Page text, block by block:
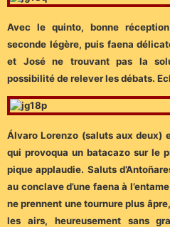
Avec le quinto, bonne
seconde légère, puis faena
et José ne trouvant pas la
possibilité de relever les débats.
Álvaro Lorenzo (saluts aux deux)
qui provoqua un batacazo sur le
pique applaudie. Saluts
au conclave d’une faena à
ne prennent une tournure plus
les airs, heureusement sans